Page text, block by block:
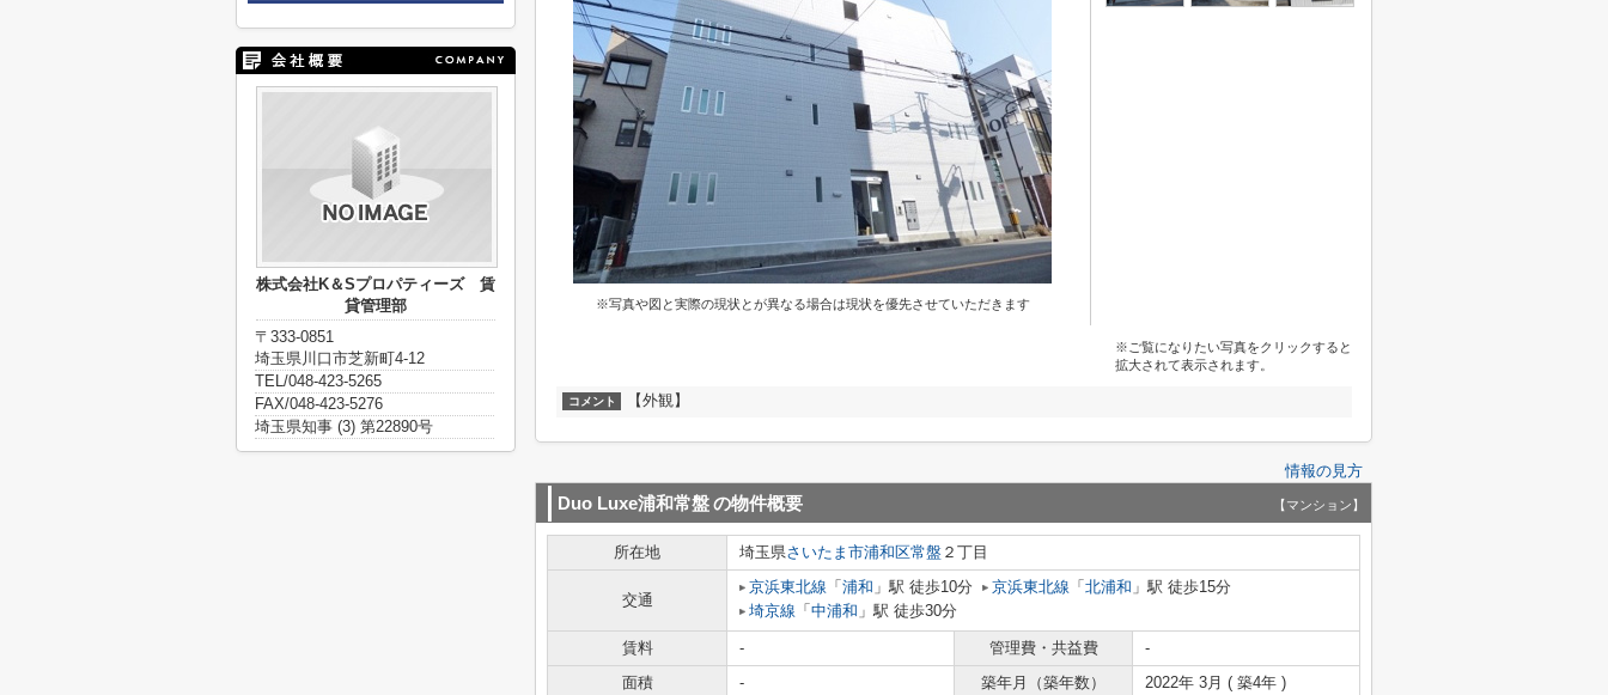
※写真や図と実際の現状とが異なる場合は現状を優先させていただきます
※ご覧になりたい写真をクリックすると
拡大されて表示されます。
コメント 【外観】
情報の見方
Duo Luxe浦和常盤の物件概要 【マンション】
所在地 埼玉県さいたま市浦和区常盤 ２丁目
交通
京浜東北線 「 浦和 」駅 徒歩10分 京浜東北線 「 北浦和 」駅 徒歩15分
埼京線 「 中浦和 」駅 徒歩30分
賃料 - 管理費・共益費
-
面積
- 築年月（築年数）
2022年 3月 ( 築4年 )
株式会社K＆Sプロパティーズ 賃
貸管理部
〒333-0851
埼玉県川口市芝新町4-12
TEL/048-423-5265
FAX/048-423-5276
埼玉県知事 (3) 第22890号